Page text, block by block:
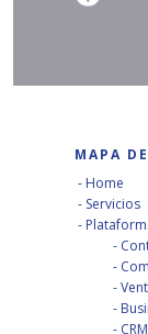
MAPA
Home
Servicios
CRM